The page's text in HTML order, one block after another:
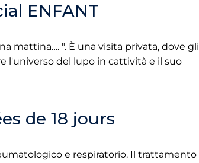
ENFANT
mattina…. ". È una visita privata, dove gli
l'universo del lupo in cattività e il suo
de 18 jours
e respiratorio. Il trattamento